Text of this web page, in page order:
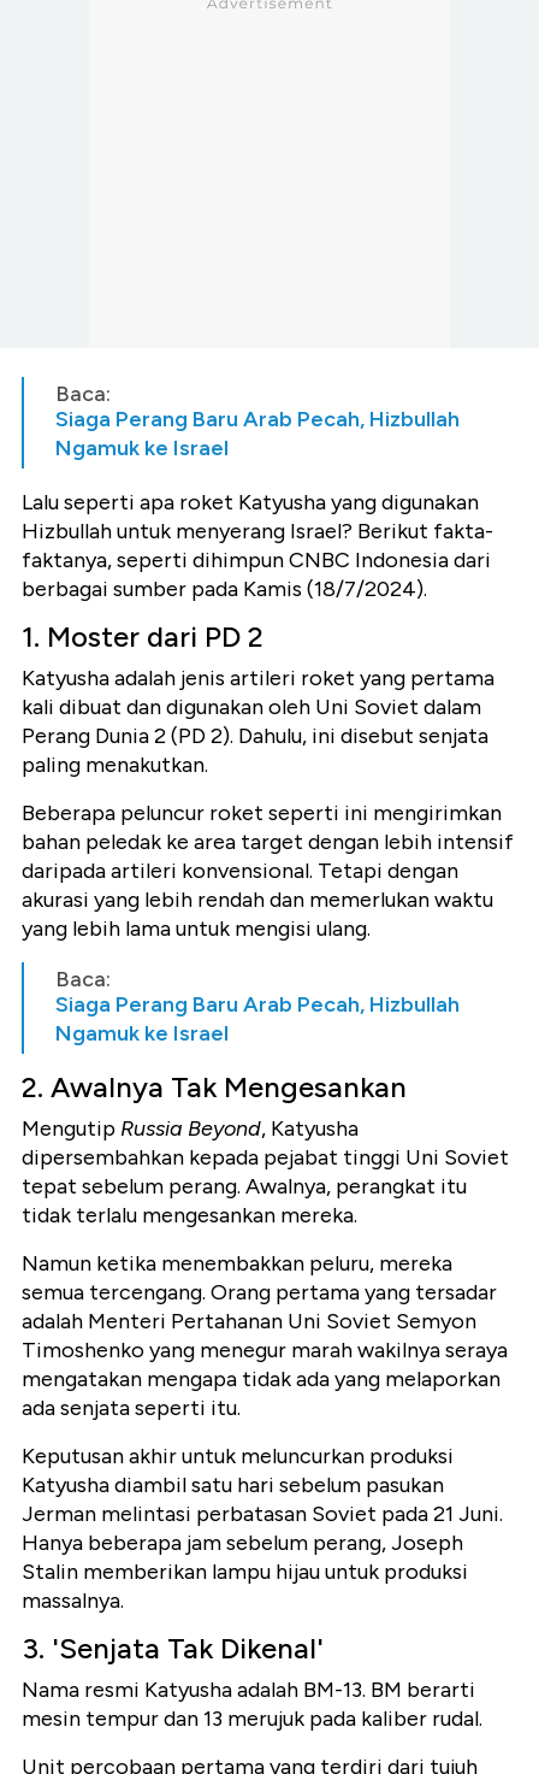
Baca:
Siaga Perang Baru Arab Pecah, Hizbullah
Ngamuk ke Israel
Lalu seperti apa roket Katyusha yang digunakan
Hizbullah untuk menyerang Israel? Berikut fakta-
faktanya, seperti dihimpun CNBC Indonesia dari
berbagai sumber pada Kamis (18/7/2024).
1. Moster dari PD 2
Katyusha adalah jenis artileri roket yang pertama
kali dibuat dan digunakan oleh Uni Soviet dalam
Perang Dunia 2 (PD 2). Dahulu, ini disebut senjata
paling menakutkan.
Beberapa peluncur roket seperti ini mengirimkan
bahan peledak ke area target dengan lebih intensif
daripada artileri konvensional. Tetapi dengan
akurasi yang lebih rendah dan memerlukan waktu
yang lebih lama untuk mengisi ulang.
Baca:
Siaga Perang Baru Arab Pecah, Hizbullah
Ngamuk ke Israel
2. Awalnya Tak Mengesankan
Mengutip Russia Beyond, Katyusha
dipersembahkan kepada pejabat tinggi Uni Soviet
tepat sebelum perang. Awalnya, perangkat itu
tidak terlalu mengesankan mereka.
Namun ketika menembakkan peluru, mereka
semua tercengang. Orang pertama yang tersadar
adalah Menteri Pertahanan Uni Soviet Semyon
Timoshenko yang menegur marah wakilnya seraya
mengatakan mengapa tidak ada yang melaporkan
ada senjata seperti itu.
Keputusan akhir untuk meluncurkan produksi
Katyusha diambil satu hari sebelum pasukan
Jerman melintasi perbatasan Soviet pada 21 Juni.
Hanya beberapa jam sebelum perang, Joseph
Stalin memberikan lampu hijau untuk produksi
massalnya.
3. 'Senjata Tak Dikenal'
Nama resmi Katyusha adalah BM-13. BM berarti
mesin tempur dan 13 merujuk pada kaliber rudal.
Unit percobaan pertama yang terdiri dari tujuh